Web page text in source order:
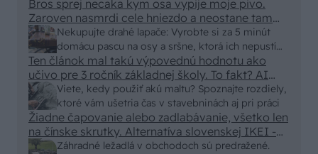
vyriešiť za pár eur?
eur kus.
Nekupujte drahé lapače: Vyrobte si za 5 minút
domácu pascu na osy a sršne, ktorá ich nepustí
von
Bros sprej necaka kym osa vypije moje pivo.
Zaroven nasmrdi cele hniezdo a neostane tam
nic zive. Vasa pasca naucinke moc efektivne.
Skor pritiahne slimaky
Viete, kedy použiť akú maltu? Spoznajte rozdiely,
ktoré vám ušetria čas v stavebninách aj pri práci
Ten článok mal takú výpovednú hodnotu ako
učivo pre 3 ročník základnej školy. To fakt? AI
alebo nejaka kniha z VŠ? Dnešné rychlotvrdnuce
malty - pevnosť 40 Mpa a doba schnutia tak 15
minut , k tomu vodotesné s kryštálikou. A rozdiel
- schnutie a zretie. Nič?
Záhradné ležadlá v obchodoch sú predražené.
Žiadne čapovanie alebo zadlabávanie, všetko len
na čínske skrutky. Alternatíva slovenskej IKEI -
čo sa týka pevnosti. Autor si nedal veľa námahy s